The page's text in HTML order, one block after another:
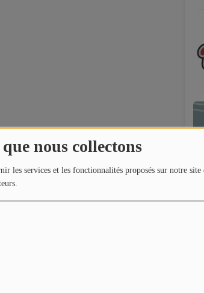
nous collectons
les services et les fonctionnalités proposés sur notre site